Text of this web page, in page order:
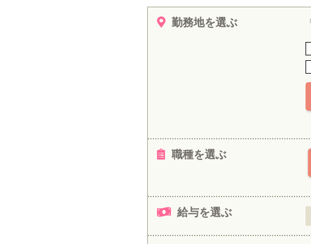
勤務地を選ぶ
職種を選ぶ
給与を選ぶ